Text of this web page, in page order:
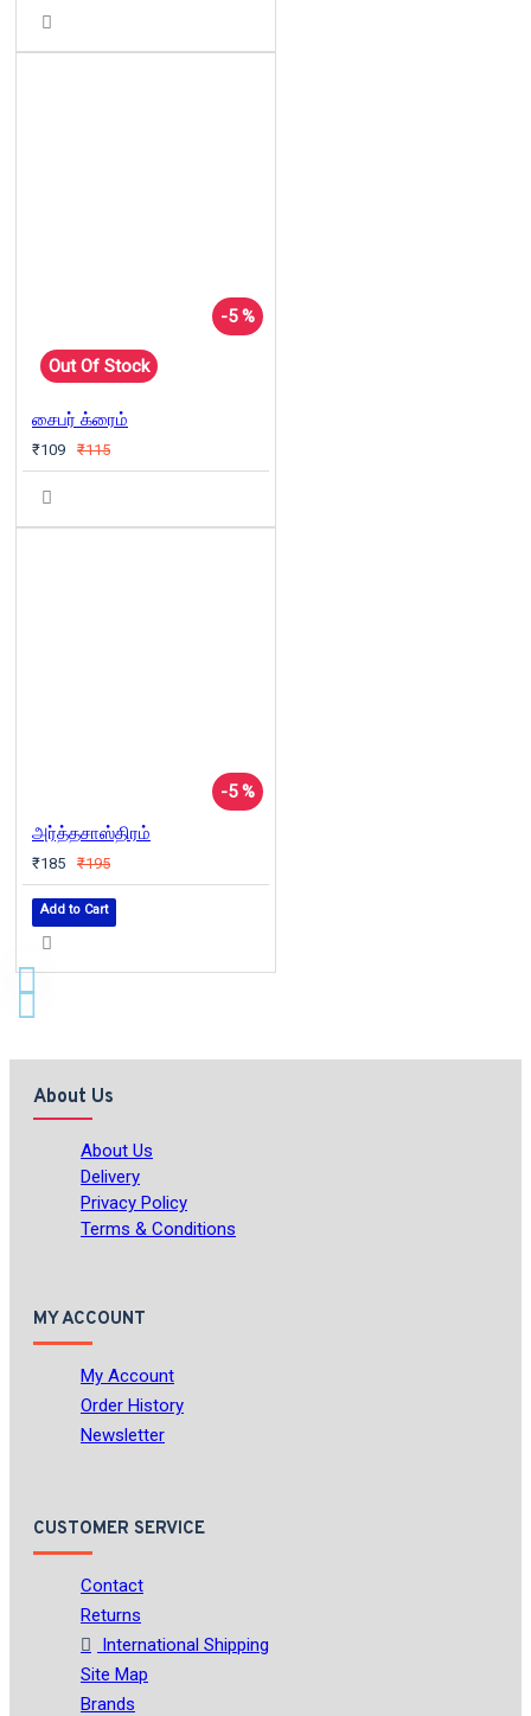
-5 %
Out Of Stock
சைபர் க்ரைம்
₹109 ₹115
-5 %
அர்த்தசாஸ்திரம்
₹185 ₹195
Add to Cart
About Us
About Us
Delivery
Privacy Policy
Terms & Conditions
MY ACCOUNT
My Account
Order History
Newsletter
CUSTOMER SERVICE
Contact
Returns
International Shipping
Site Map
Brands